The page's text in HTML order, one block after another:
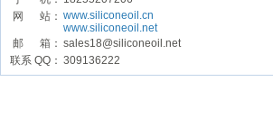
网 站： www.siliconeoil.cn
www.siliconeoil.net
邮 箱： sales18@siliconeoil.net
联系 QQ： 309136222